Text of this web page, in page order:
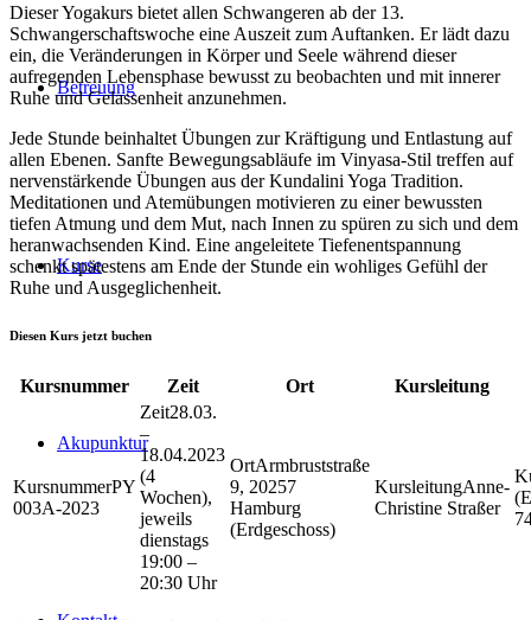
Betreuung
Kurse
Akupunktur
Dieser Yogakurs bietet allen Schwangeren ab der 13.
Schwangerschaftswoche eine Auszeit zum Auftanken. Er lädt dazu
ein, die Veränderungen in Körper und Seele während dieser
aufregenden Lebensphase bewusst zu beobachten und mit innerer
Ruhe und Gelassenheit anzunehmen.
Jede Stunde beinhaltet Übungen zur Kräftigung und Entlastung auf
allen Ebenen. Sanfte Bewegungsabläufe im Vinyasa-Stil treffen auf
nervenstärkende Übungen aus der Kundalini Yoga Tradition.
Meditationen und Atemübungen motivieren zu einer bewussten
tiefen Atmung und dem Mut, nach Innen zu spüren zu sich und dem
heranwachsenden Kind. Eine angeleitete Tiefenentspannung
schenkt spätestens am Ende der Stunde ein wohliges Gefühl der
Ruhe und Ausgeglichenheit.
Diesen Kurs jetzt buchen
Kursnummer Zeit Ort Kursleitung
PY
003A-2023
28.03.
–
18.04.2023
(4
Wochen),
jeweils
dienstags
19:00 –
20:30 Uhr
Armbruststraße
9, 20257
Hamburg
(Erdgeschoss)
Anne-
Christine Straßer